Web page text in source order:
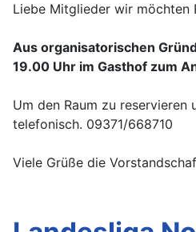
Liebe Mitglieder wir möchten
Aus organisatorischen
19.00 Uhr im Gasthof zum
Um den Raum zu
telefonisch. 09371/668710
Viele Grüße die